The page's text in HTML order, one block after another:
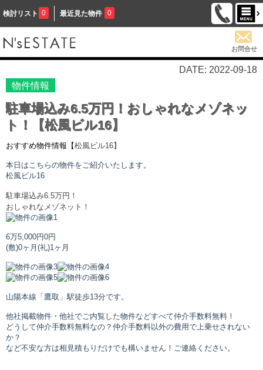
検討リスト 0 最近見た物件 0
お問合せ
DATE: 2022-09-18
物件情報
駐車場込み6.5万円！おしゃれなメゾネッ
ト！【松風ビル16】
おすすめ物件情報【松風ビル16】
本日はこちらの物件をご紹介いたします。
松風ビル16
駐車場込み6.5万円！
おしゃれなメゾネット！
6万5,000円0円
(敷)0ヶ月 (礼)1ヶ月
山陽本線「鷹取」駅徒歩13分です。
他社掲載物件・他社でご内覧した物件などすべて仲介手数料無料！
どうして仲介手数料無料なの？仲介手数料以外の費用で上乗せされない
か？
など不安な方は相見積もりだけでも構いません！ご連絡ください。